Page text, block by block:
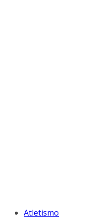
Atletismo